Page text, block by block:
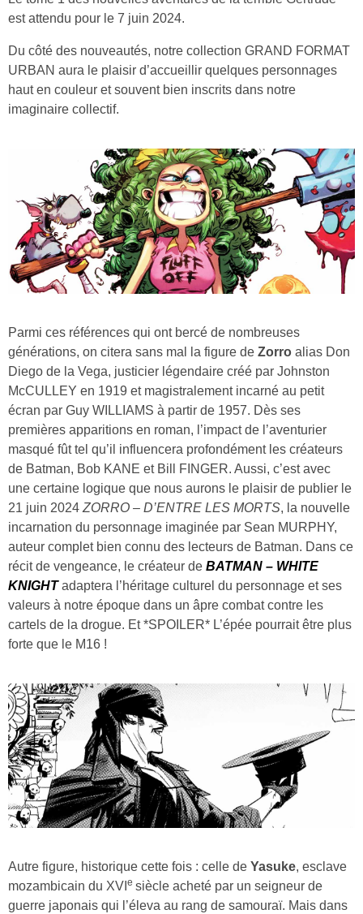
est attendu pour le 7 juin 2024.
Du côté des nouveautés, notre collection GRAND FORMAT
URBAN aura le plaisir d’accueillir quelques personnages
haut en couleur et souvent bien inscrits dans notre
imaginaire collectif.
Parmi ces références qui ont bercé de nombreuses
générations, on citera sans mal la figure de Zorro alias Don
Diego de la Vega, justicier légendaire créé par Johnston
McCULLEY en 1919 et magistralement incarné au petit
écran par Guy WILLIAMS à partir de 1957. Dès ses
premières apparitions en roman, l’impact de l’aventurier
masqué fût tel qu’il influencera profondément les créateurs
de Batman, Bob KANE et Bill FINGER. Aussi, c’est avec
une certaine logique que nous aurons le plaisir de publier le
21 juin 2024 ZORRO – D’ENTRE LES MORTS, la nouvelle
incarnation du personnage imaginée par Sean MURPHY,
auteur complet bien connu des lecteurs de Batman. Dans ce
récit de vengeance, le créateur de BATMAN – WHITE
KNIGHTadaptera l’héritage culturel du personnage et ses
valeurs à notre époque dans un âpre combat contre les
cartels de la drogue. Et *SPOILER* L’épée pourrait être plus
forte que le M16 !
Autre figure, historique cette fois : celle de Yasuke, esclave
mozambicain du XVI e siècle acheté par un seigneur de
guerre japonais qui l’éleva au rang de samouraï. Mais dans